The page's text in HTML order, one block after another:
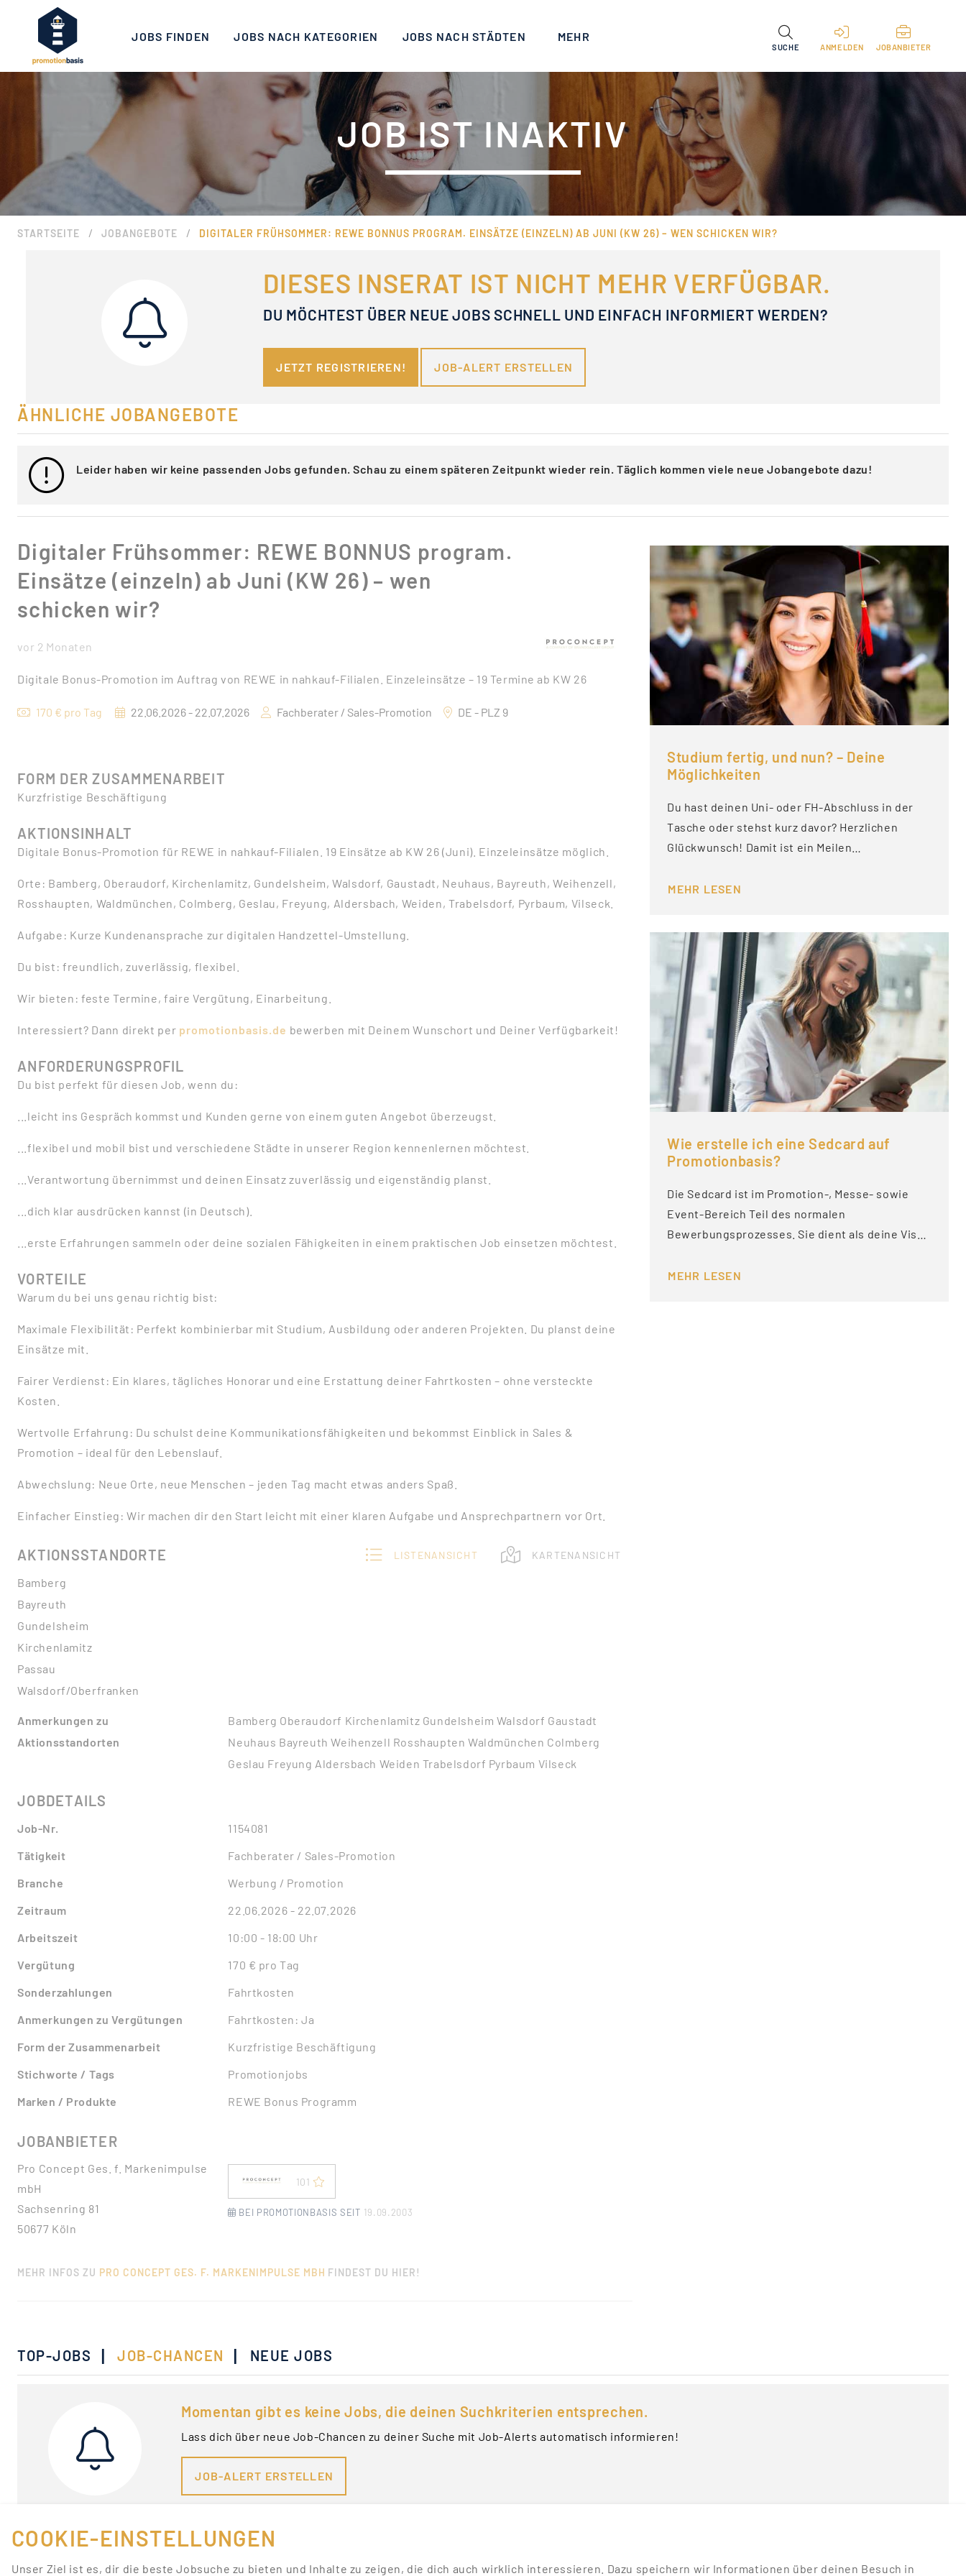
JOBS FINDEN JOBS NACH KATEGORIEN JOBS NACH STÄDTEN MEHR
SUCHE ANMELDEN JOBANBIETER
JOB IST INAKTIV
STARTSEITE / JOBANGEBOTE / DIGITALER FRÜHSOMMER: REWE BONNUS PROGRAM. EINSÄTZE (EINZELN) AB JUNI (KW 26) – WEN SCHICKEN WIR?
DIESES INSERAT IST NICHT MEHR VERFÜGBAR.
DU MÖCHTEST ÜBER NEUE JOBS SCHNELL UND EINFACH INFORMIERT WERDEN?
JETZT REGISTRIEREN! JOB-ALERT ERSTELLEN
ÄHNLICHE JOBANGEBOTE
Leider haben wir keine passenden Jobs gefunden. Schau zu einem späteren Zeitpunkt wieder rein. Täglich kommen viele neue Jobangebote dazu!
Digitaler Frühsommer: REWE BONNUS program.
Einsätze (einzeln) ab Juni (KW 26) – wen
schicken wir?
vor 2 Monaten
Digitale Bonus-Promotion im Auftrag von REWE in nahkauf-Filialen. Einzeleinsätze – 19 Termine ab KW 26
170 € pro Tag 22.06.2026 - 22.07.2026 Fachberater / Sales-Promotion DE - PLZ 9
FORM DER ZUSAMMENARBEIT
Kurzfristige Beschäftigung
AKTIONSINHALT
Digitale Bonus-Promotion für REWE in nahkauf-Filialen. 19 Einsätze ab KW 26 (Juni). Einzeleinsätze möglich.
Orte: Bamberg, Oberaudorf, Kirchenlamitz, Gundelsheim, Walsdorf, Gaustadt, Neuhaus, Bayreuth, Weihenzell,
Rosshaupten, Waldmünchen, Colmberg, Geslau, Freyung, Aldersbach, Weiden, Trabelsdorf, Pyrbaum, Vilseck.
Aufgabe: Kurze Kundenansprache zur digitalen Handzettel-Umstellung.
Du bist: freundlich, zuverlässig, flexibel.
Wir bieten: feste Termine, faire Vergütung, Einarbeitung.
Interessiert? Dann direkt per promotionbasis.de bewerben mit Deinem Wunschort und Deiner Verfügbarkeit!
ANFORDERUNGSPROFIL
Du bist perfekt für diesen Job, wenn du:
...leicht ins Gespräch kommst und Kunden gerne von einem guten Angebot überzeugst.
...flexibel und mobil bist und verschiedene Städte in unserer Region kennenlernen möchtest.
...Verantwortung übernimmst und deinen Einsatz zuverlässig und eigenständig planst.
...dich klar ausdrücken kannst (in Deutsch).
...erste Erfahrungen sammeln oder deine sozialen Fähigkeiten in einem praktischen Job einsetzen möchtest.
VORTEILE
Warum du bei uns genau richtig bist:
Maximale Flexibilität: Perfekt kombinierbar mit Studium, Ausbildung oder anderen Projekten. Du planst deine
Einsätze mit.
Fairer Verdienst: Ein klares, tägliches Honorar und eine Erstattung deiner Fahrtkosten – ohne versteckte
Kosten.
Wertvolle Erfahrung: Du schulst deine Kommunikationsfähigkeiten und bekommst Einblick in Sales &
Promotion – ideal für den Lebenslauf.
Abwechslung: Neue Orte, neue Menschen – jeden Tag macht etwas anders Spaß.
Einfacher Einstieg: Wir machen dir den Start leicht mit einer klaren Aufgabe und Ansprechpartnern vor Ort.
AKTIONSSTANDORTE LISTENANSICHT KARTENANSICHT
Bamberg
Bayreuth
Gundelsheim
Kirchenlamitz
Passau
Walsdorf/Oberfranken
Anmerkungen zu
Aktionsstandorten
Bamberg Oberaudorf Kirchenlamitz Gundelsheim Walsdorf Gaustadt
Neuhaus Bayreuth Weihenzell Rosshaupten Waldmünchen Colmberg
Geslau Freyung Aldersbach Weiden Trabelsdorf Pyrbaum Vilseck
JOBDETAILS
Job-Nr.
1154081
Tätigkeit
Fachberater / Sales-Promotion
Branche
Werbung / Promotion
Zeitraum
22.06.2026 - 22.07.2026
Arbeitszeit
10:00 - 18:00 Uhr
Vergütung
170 € pro Tag
Sonderzahlungen
Fahrtkosten
Anmerkungen zu Vergütungen
Fahrtkosten: Ja
Form der Zusammenarbeit
Kurzfristige Beschäftigung
Stichworte / Tags
Promotionjobs
Marken / Produkte
REWE Bonus Programm
JOBANBIETER
Pro Concept Ges. f. Markenimpulse
mbH
Sachsenring 81
50677 Köln
101
BEI PROMOTIONBASIS SEIT 19.09.2003
MEHR INFOS ZU PRO CONCEPT GES. F. MARKENIMPULSE MBH FINDEST DU HIER!
Studium fertig, und nun? – Deine
Möglichkeiten
Du hast deinen Uni- oder FH-Abschluss in der
Tasche oder stehst kurz davor? Herzlichen
Glückwunsch! Damit ist ein Meilen…
MEHR LESEN
Wie erstelle ich eine Sedcard auf
Promotionbasis?
Die Sedcard ist im Promotion-, Messe- sowie
Event-Bereich Teil des normalen
Bewerbungsprozesses. Sie dient als deine Vis…
MEHR LESEN
TOP-JOBS | JOB-CHANCEN | NEUE JOBS
Momentan gibt es keine Jobs, die deinen Suchkriterien entsprechen.
Lass dich über neue Job-Chancen zu deiner Suche mit Job-Alerts automatisch informieren!
JOB-ALERT ERSTELLEN
COOKIE-EINSTELLUNGEN
Unser Ziel ist es, dir die beste Jobsuche zu bieten und Inhalte zu zeigen, die dich auch wirklich interessieren. Dazu speichern wir Informationen über deinen Besuch in